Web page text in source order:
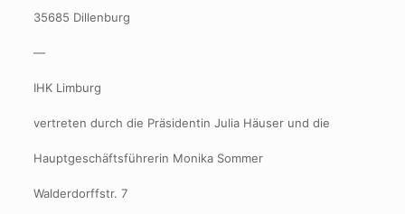
35685 Dillenburg
—
IHK Limburg
vertreten durch die Präsidentin Julia Häuser und die
Hauptgeschäftsführerin Monika Sommer
Walderdorffstr. 7